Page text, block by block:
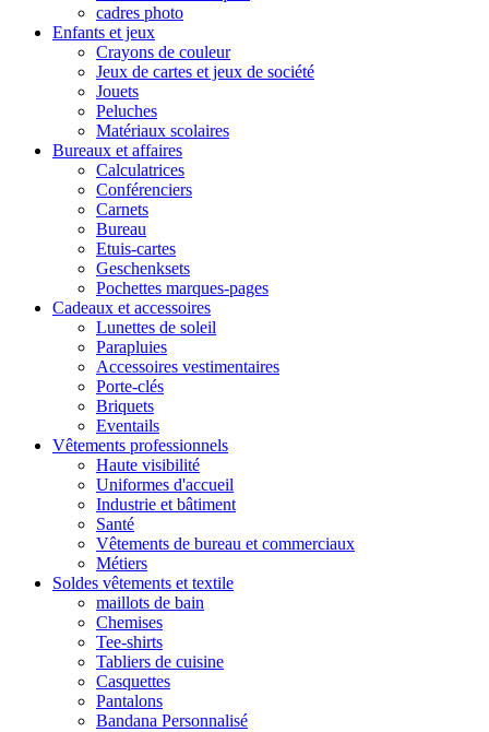
cadres photo
Enfants et jeux
Crayons de couleur
Jeux de cartes et jeux de société
Jouets
Peluches
Matériaux scolaires
Bureaux et affaires
Calculatrices
Conférenciers
Carnets
Bureau
Etuis-cartes
Geschenksets
Pochettes marques-pages
Cadeaux et accessoires
Lunettes de soleil
Parapluies
Accessoires vestimentaires
Porte-clés
Briquets
Eventails
Vêtements professionnels
Haute visibilité
Uniformes d'accueil
Industrie et bâtiment
Santé
Vêtements de bureau et commerciaux
Métiers
Soldes vêtements et textile
maillots de bain
Chemises
Tee-shirts
Tabliers de cuisine
Casquettes
Pantalons
Bandana Personnalisé